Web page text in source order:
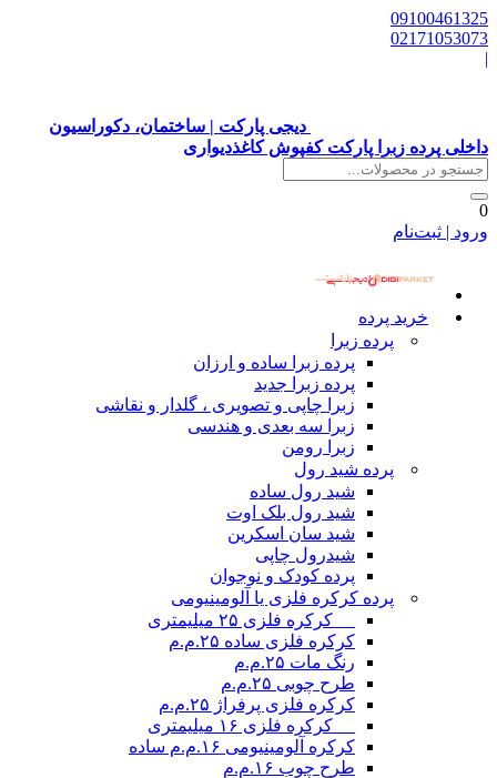
09100461325
02171053073
|
دیجی پارکت | ساختمان، دکوراسیون
داخلی پرده زبرا پارکت کفپوش کاغذدیواری
0
ورود | ثبت‌نام
خرید پرده
پرده زبرا
پرده زبرا ساده و ارزان
پرده زبرا جدید
زبرا چاپی و تصویری ، گلدار و نقاشی
زبرا سه بعدی و هندسی
زبرا رومن
پرده شید رول
شید رول ساده
شید رول بلک اوت
شید سان اسکرین
شیدرول چاپی
پرده کودک و نوجوان
پرده کرکره فلزی یا آلومینیومی
__ کرکره فلزی ۲۵ میلیمتری
کرکره فلزی ساده ۲۵.م.م
رنگ مات ۲۵.م.م
طرح چوبی ۲۵.م.م
کرکره فلزی پرفراژ ۲۵.م.م
__ کرکره فلزی ۱۶ میلیمتری
کرکره آلومینیومی ۱۶.م.م ساده
طرح چوب ۱۶.م.م